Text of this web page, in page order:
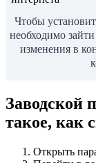
Чтобы
необходимо
изменения в
Заводской
такое, как
Открыть